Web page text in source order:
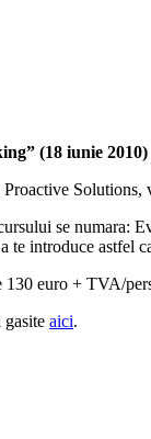
(18 iunie 2010)
se numara:
te introduce astfel
130 euro + TVA/
aici.